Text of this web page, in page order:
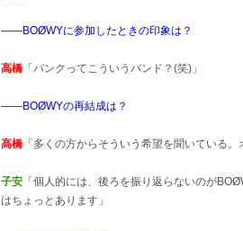
――BOØWYに参加したときの印象は？
高橋 「パンクってこういうバンド？(笑)」
――BOØWYの再結成は？
高橋 「多くの方からそういう希望を聞いている
子安 「個人的には、後ろを振り返らないのが
はちょっとあります」